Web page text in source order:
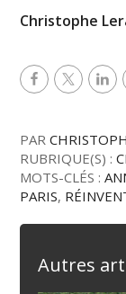
Christophe
PAR
RUBRIQUE(S) :
MOTS-CLÉS :
PARIS,
Autres